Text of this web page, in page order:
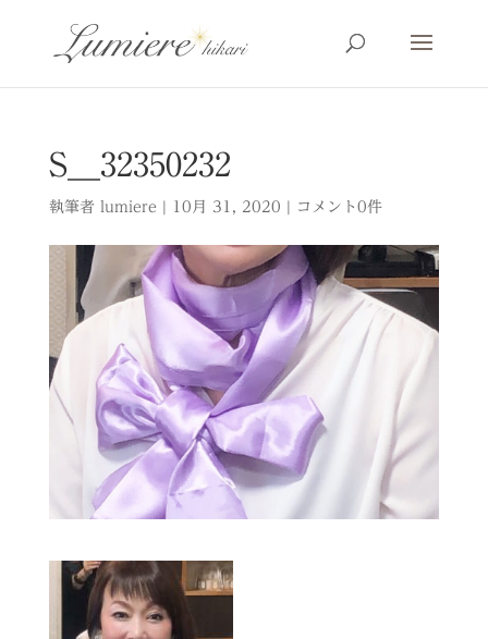
S__32350232
執筆者 lumiere 10月 31, 2020 コメント0件